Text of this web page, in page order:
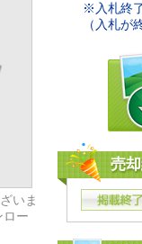
いま
ロー
※入札終
（入札が
売